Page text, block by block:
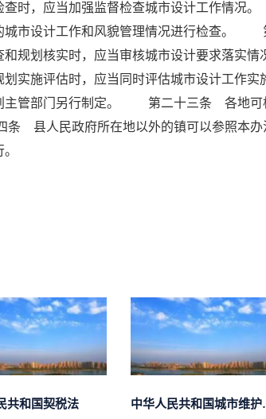
查时，应当加强监督检查城市设计工作情
城市设计工作和风貌管理情况进行检查。
和规划核实时，应当审核城市设计要求落
划实施评估时，应当同时评估城市设计工
主管部门另行制定。 第二十三条 各地可
县人民政府所在地以外的镇可以参照本
共和国契税法 中华